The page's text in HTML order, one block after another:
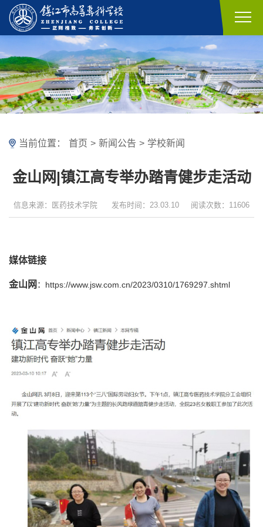
当前位置： 首页 > 新闻公告 > 学校新闻
金山网|镇江高专举办踏青健步走活动
信息来源：医药技术学院 发布时间：23.03.10 阅读次数：11606
媒体链接
金山网 ：https://www.jsw.com.cn/2023/0310/1769297.shtml